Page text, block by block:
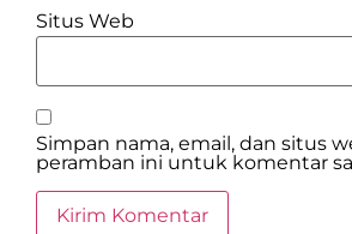
Situs Web
Simpan nama, email, dan situs
peramban ini untuk komentar